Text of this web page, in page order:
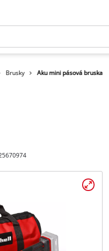
Brusky Aku mini pásová bruska